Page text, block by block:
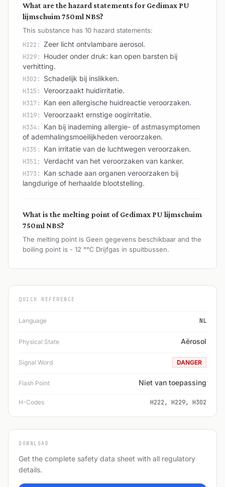
What are the hazard statements for Gedimax PU
lijmschuim 750ml NBS?
This substance has 10 hazard statements:
H222: Zeer licht ontvlambare aerosol.
H229: Houder onder druk: kan open barsten bij
verhitting.
H302: Schadelijk bij inslikken.
H315: Veroorzaakt huidirritatie.
H317: Kan een allergische huidreactie veroorzaken.
H319: Veroorzaakt ernstige oogirritatie.
H334: Kan bij inademing allergie- of astmasymptomen
of ademhalingsmoeilijkheden veroorzaken.
H335: Kan irritatie van de luchtwegen veroorzaken.
H351: Verdacht van het veroorzaken van kanker.
H373: Kan schade aan organen veroorzaken bij
langdurige of herhaalde blootstelling.
What is the melting point of Gedimax PU lijmschuim
750ml NBS?
The melting point is Geen gegevens beschikbaar and the
boiling point is - 12 °℃ Drijfgas in spuitbussen.
QUICK REFERENCE
Language NL
Physical State Aërosol
Signal Word DANGER
Flash Point Niet van toepassing
H-Codes H222, H229, H302
DOWNLOAD
Get the complete safety data sheet with all regulatory
details.